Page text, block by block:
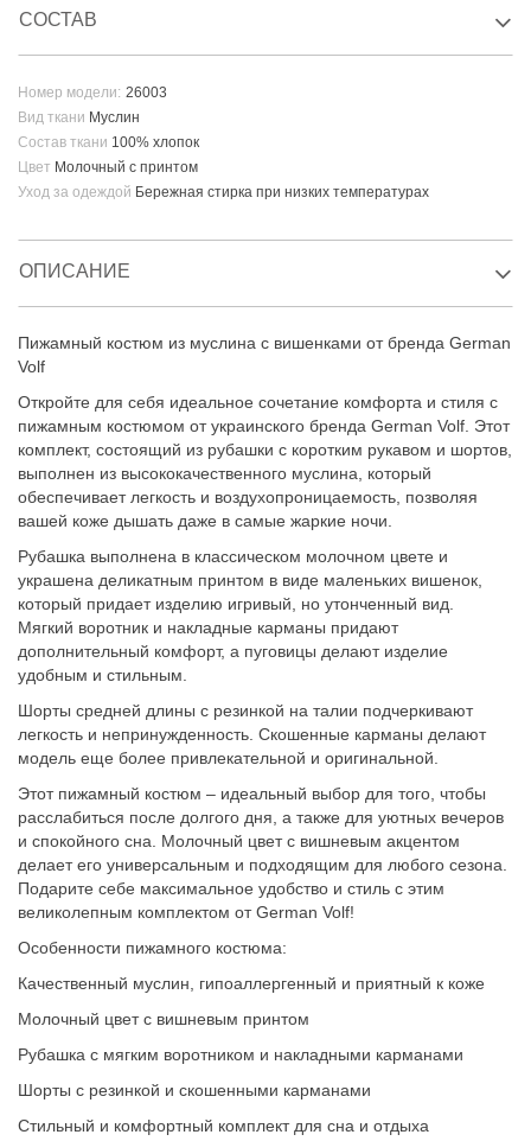
СОСТАВ
Номер модели: 26003
Вид ткани Муслин
Состав ткани 100% хлопок
Цвет Молочный с принтом
Уход за одеждой Бережная стирка при низких температурах
ОПИСАНИЕ
Пижамный костюм из муслина с вишенками от бренда German
Volf
Откройте для себя идеальное сочетание комфорта и стиля с
пижамным костюмом от украинского бренда German Volf. Этот
комплект, состоящий из рубашки с коротким рукавом и шортов,
выполнен из высококачественного муслина, который
обеспечивает легкость и воздухопроницаемость, позволяя
вашей коже дышать даже в самые жаркие ночи.
Рубашка выполнена в классическом молочном цвете и
украшена деликатным принтом в виде маленьких вишенок,
который придает изделию игривый, но утонченный вид.
Мягкий воротник и накладные карманы придают
дополнительный комфорт, а пуговицы делают изделие
удобным и стильным.
Шорты средней длины с резинкой на талии подчеркивают
легкость и непринужденность. Скошенные карманы делают
модель еще более привлекательной и оригинальной.
Этот пижамный костюм – идеальный выбор для того, чтобы
расслабиться после долгого дня, а также для уютных вечеров
и спокойного сна. Молочный цвет с вишневым акцентом
делает его универсальным и подходящим для любого сезона.
Подарите себе максимальное удобство и стиль с этим
великолепным комплектом от German Volf!
Особенности пижамного костюма:
Качественный муслин, гипоаллергенный и приятный к коже
Молочный цвет с вишневым принтом
Рубашка с мягким воротником и накладными карманами
Шорты с резинкой и скошенными карманами
Стильный и комфортный комплект для сна и отдыха